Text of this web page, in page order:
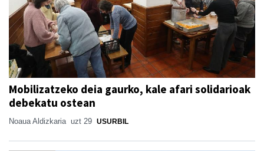
Mobilizatzeko deia gaurko, kale afari solidarioak
debekatu ostean
Noaua Aldizkaria uzt 29 USURBIL